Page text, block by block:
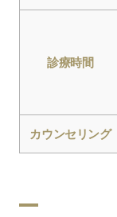
診療時間
カウンセリング